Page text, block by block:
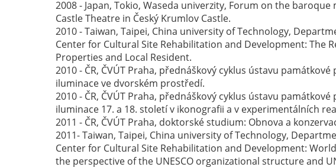
2008 - Japan, Tokio, Waseda univerzity, Forum on the
Castle Theatre in Český Krumlov Castle.
2010 - Taiwan, Taipei, China university of Technology,
Center for Cultural Site Rehabilitation and Development: The
Properties and Local Resident.
2010 - ČR, ČVÚT Praha, přednáškový cyklus ústavu památkové
iluminace ve dvorském prostředí.
2010 - ČR, ČVÚT Praha, přednáškový cyklus ústavu
iluminace 17. a 18. století v ikonografii a v experimentálních
2011 - ČR, ČVÚT Praha, doktorské studium: Obnova a
2011- Taiwan, Taipei, China university of Technology,
Center for Cultural Site Rehabilitation and Development:
the perspective of the UNESCO organizational structure and